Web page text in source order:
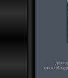
фото